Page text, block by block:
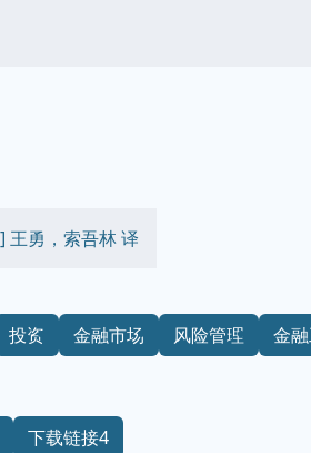
王勇，索吾林 译
投资 金融市场 风险管理
金
下载链接4